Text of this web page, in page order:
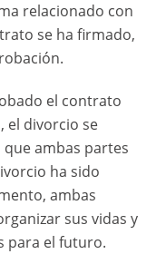
relacionado con
se ha firmado,
el contrato
el divorcio se
ambas partes
ha sido
ambas
sus vidas y
para el futuro.